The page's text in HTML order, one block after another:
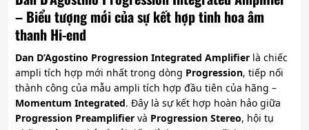
– Biểu tượng mới của sự kết hợp tinh hoa âm
thanh Hi-end
Dan D’Agostino Progression Integrated Amplifier là chiếc
ampli tích hợp mới nhất trong dòng Progression, tiếp nối
thành công của mẫu ampli tích hợp đầu tiên của hãng –
Momentum Integrated. Đây là sự kết hợp hoàn hảo giữa
Progression Preamplifier và Progression Stereo, hội tụ